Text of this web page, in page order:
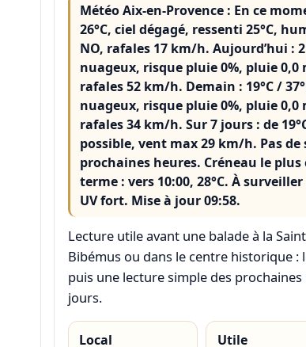
Météo Aix-en-Provence : En ce
26°C, ciel dégagé, ressenti 25°C,
NO, rafales 17 km/h. Aujourd’hui :
nuageux, risque pluie 0%, pluie
rafales 52 km/h. Demain : 19°C /
nuageux, risque pluie 0%, pluie
rafales 34 km/h. Sur 7 jours : de
possible, vent max 29 km/h. Pas
prochaines heures. Créneau le
terme : vers 10:00, 28°C. À
UV fort. Mise à jour 09:58.
Lecture utile avant une balade à la
Bibémus ou dans le centre historique
puis une lecture simple des
jours.
Local
Utile